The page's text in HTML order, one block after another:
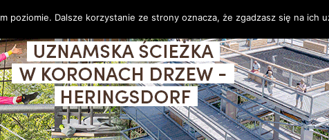
poziomie. Dalsze korzystanie ze strony oznacza, że zgadzasz się na ich